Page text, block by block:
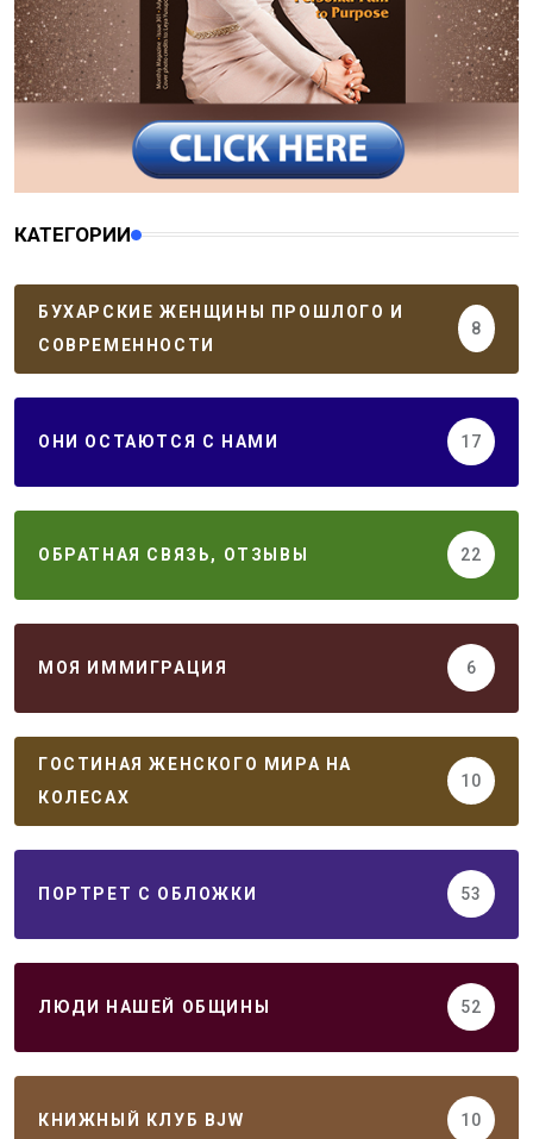
КАТЕГОРИИ
БУХАРСКИЕ ЖЕНЩИНЫ ПРОШЛОГО И
СОВРЕМЕННОСТИ
8
ОНИ ОСТАЮТСЯ С НАМИ 17
ОБРАТНАЯ СВЯЗЬ, ОТЗЫВЫ 22
МОЯ ИММИГРАЦИЯ 6
ГОСТИНАЯ ЖЕНСКОГО МИРА НА
КОЛЕСАХ
10
ПОРТРЕТ С ОБЛОЖКИ 53
ЛЮДИ НАШЕЙ ОБЩИНЫ 52
КНИЖНЫЙ КЛУБ BJW 10